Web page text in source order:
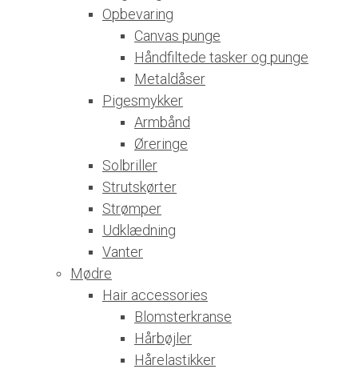
Opbevaring
Canvas punge
Håndfiltede tasker og punge
Metaldåser
Pigesmykker
Armbånd
Øreringe
Solbriller
Strutskørter
Strømper
Udklædning
Vanter
Mødre
Hair accessories
Blomsterkranse
Hårbøjler
Hårelastikker